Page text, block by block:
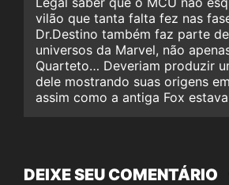
vilão que tanta falta fez nas
Dr.Destino também faz parte
universos da Marvel, não
Quarteto… Deveriam produzir
dele mostrando suas origens
assim como a antiga Fox
DEIXE SEU COMENTÁRIO